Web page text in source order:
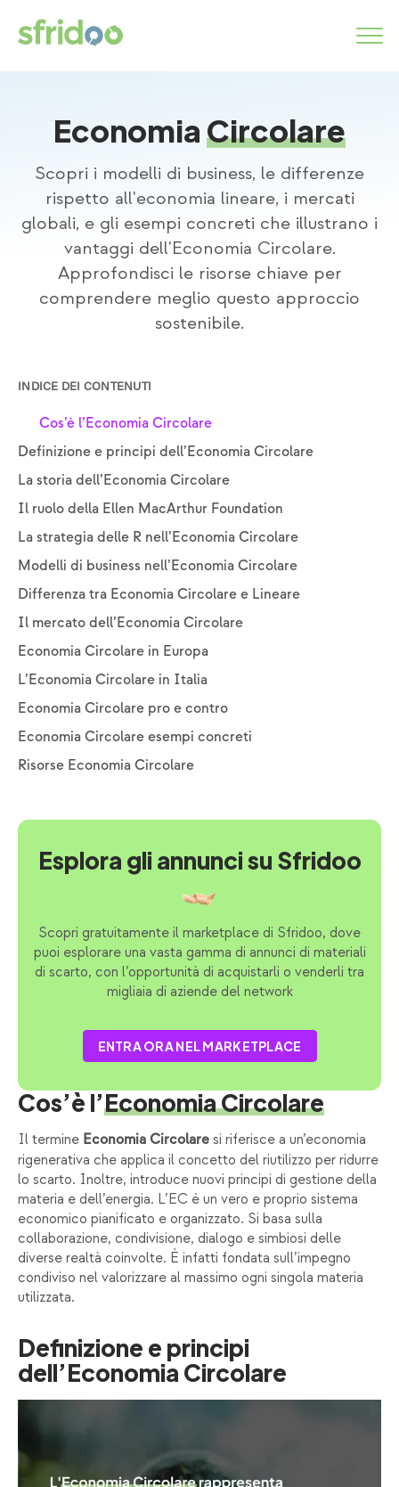
Come funziona
Categorie
Servizi
MARKETPLACE
INSERISCI ANNUNCIO
Simbiosi industriale
EconomiaCircolare
Scopri i modelli di business, le differenze
rispetto all'economia lineare, i mercati
globali, e gli esempi concreti che illustrano i
vantaggi dell'Economia Circolare.
Approfondisci le risorse chiave per
comprendere meglio questo approccio
sostenibile.
INDICE DEI CONTENUTI
Cos’è l’Economia Circolare
Definizione e principi dell’Economia Circolare
La storia dell’Economia Circolare
Il ruolo della Ellen MacArthur Foundation
La strategia delle R nell’Economia Circolare
Modelli di business nell’Economia Circolare
Differenza tra Economia Circolare e Lineare
Il mercato dell’Economia Circolare
Economia Circolare in Europa
L’Economia Circolare in Italia
Economia Circolare pro e contro
Economia Circolare esempi concreti
Risorse Economia Circolare
Esplora gli annunci su Sfridoo
Scopri gratuitamente il marketplace di Sfridoo, dove
puoi esplorare una vasta gamma di annunci di materiali
di scarto, con l’opportunità di acquistarli o venderli tra
migliaia di aziende del network
ENTRA ORA NEL MARKETPLACE
Cos’è l’Economia Circolare
Il termine Economia Circolare si riferisce a un’economia
rigenerativa che applica il concetto del riutilizzo per ridurre
lo scarto. Inoltre, introduce nuovi principi di gestione della
materia e dell’energia. L’EC è un vero e proprio sistema
economico pianificato e organizzato. Si basa sulla
collaborazione, condivisione, dialogo e simbiosi delle
diverse realtà coinvolte. È infatti fondata sull’impegno
condiviso nel valorizzare al massimo ogni singola materia
utilizzata.
Definizione e principi
dell’Economia Circolare